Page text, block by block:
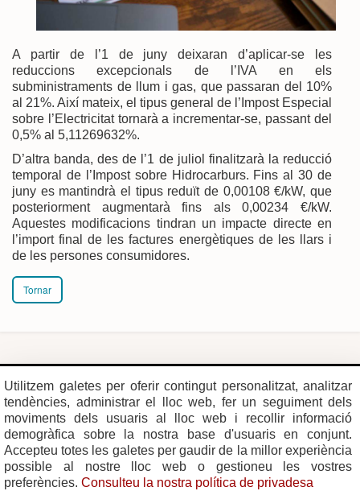
A partir de l’1 de juny deixaran d’aplicar-se les
reduccions excepcionals de l’IVA en els
subministraments de llum i gas, que passaran del 10%
al 21%. Així mateix, el tipus general de l’Impost Especial
sobre l’Electricitat tornarà a incrementar-se, passant del
0,5% al 5,11269632%.
D’altra banda, des de l’1 de juliol finalitzarà la reducció
temporal de l’Impost sobre Hidrocarburs. Fins al 30 de
juny es mantindrà el tipus reduït de 0,00108 €/kW, que
posteriorment augmentarà fins als 0,00234 €/kW.
Aquestes modificacions tindran un impacte directe en
l’import final de les factures energètiques de les llars i
de les persones consumidores.
Tornar
Plaça del Vi, 1
17004 GIRONA
Tel. 972 419 010
Contacte
Mapa del web
Mapa de xarxes
Avís legal
Utilitzem galetes per oferir contingut personalitzat, analitzar
tendències, administrar el lloc web, fer un seguiment dels
moviments dels usuaris al lloc web i recollir informació
demogràfica sobre la nostra base d'usuaris en conjunt.
Accepteu totes les galetes per gaudir de la millor experiència
possible al nostre lloc web o gestioneu les vostres
preferències. Consulteu la nostra política de privadesa